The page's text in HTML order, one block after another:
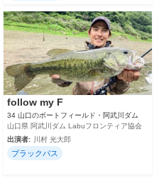
follow my F
34 山口のボートフィールド・阿武川ダム
山口県 阿武川ダム Labuフロンティア協会
出演者:
川村 光大郎
ブラックバス